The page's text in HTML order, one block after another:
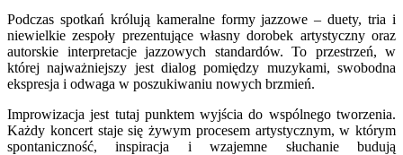
Podczas spotkań królują kameralne formy jazzowe – duety, tria i
niewielkie zespoły prezentujące własny dorobek artystyczny oraz
autorskie interpretacje jazzowych standardów. To przestrzeń, w
której najważniejszy jest dialog pomiędzy muzykami, swobodna
ekspresja i odwaga w poszukiwaniu nowych brzmień.
Improwizacja jest tutaj punktem wyjścia do wspólnego tworzenia.
Każdy koncert staje się żywym procesem artystycznym, w którym
spontaniczność, inspiracja i wzajemne słuchanie budują